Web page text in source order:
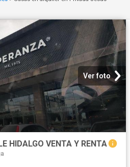
Ver foto
HIDALGO VENTA Y RENTA